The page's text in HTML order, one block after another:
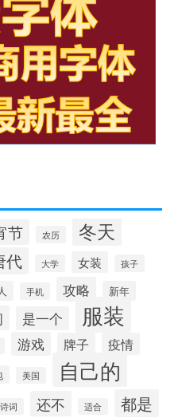
节 农历 冬天
代 大学 女装 孩子
手机 攻略 新年
是一个 服装
游戏 牌子 疫情
美国 自己的
诗词 还不 适合 都是